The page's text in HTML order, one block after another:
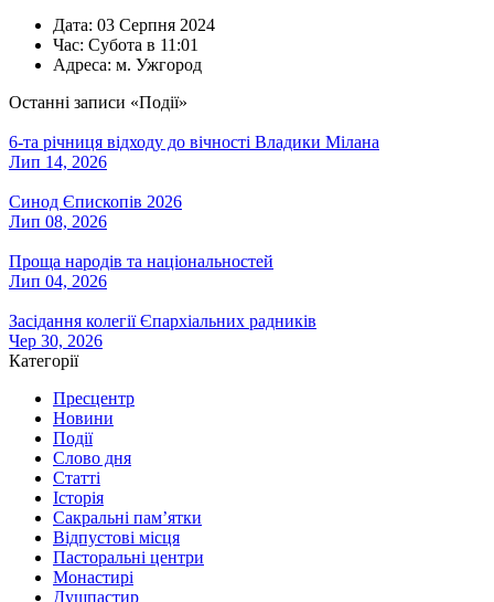
Дата: 03 Серпня 2024
Час: Субота в 11:01
Адреса: м. Ужгород
Останні записи «Події»
6-та річниця відходу до вічності Владики Мілана
Лип 14, 2026
Синод Єпископів 2026
Лип 08, 2026
Проща народів та національностей
Лип 04, 2026
Засідання колегії Єпархіальних радників
Чер 30, 2026
Категорії
Пресцентр
Новини
Події
Слово дня
Статті
Історія
Сакральні пам’ятки
Відпустові місця
Пасторальні центри
Монастирі
Душпастир